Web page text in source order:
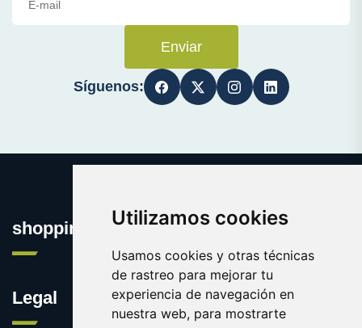
Utilizamos cookies
Usamos cookies y otras técnicas
de rastreo para mejorar tu
experiencia de navegación en
nuestra web, para mostrarte
Enviar
Síguenos:
shopping.eus
Legal